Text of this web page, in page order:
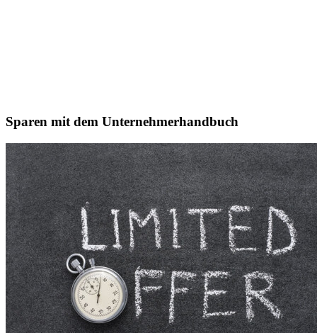
Sparen mit dem Unternehmerhandbuch